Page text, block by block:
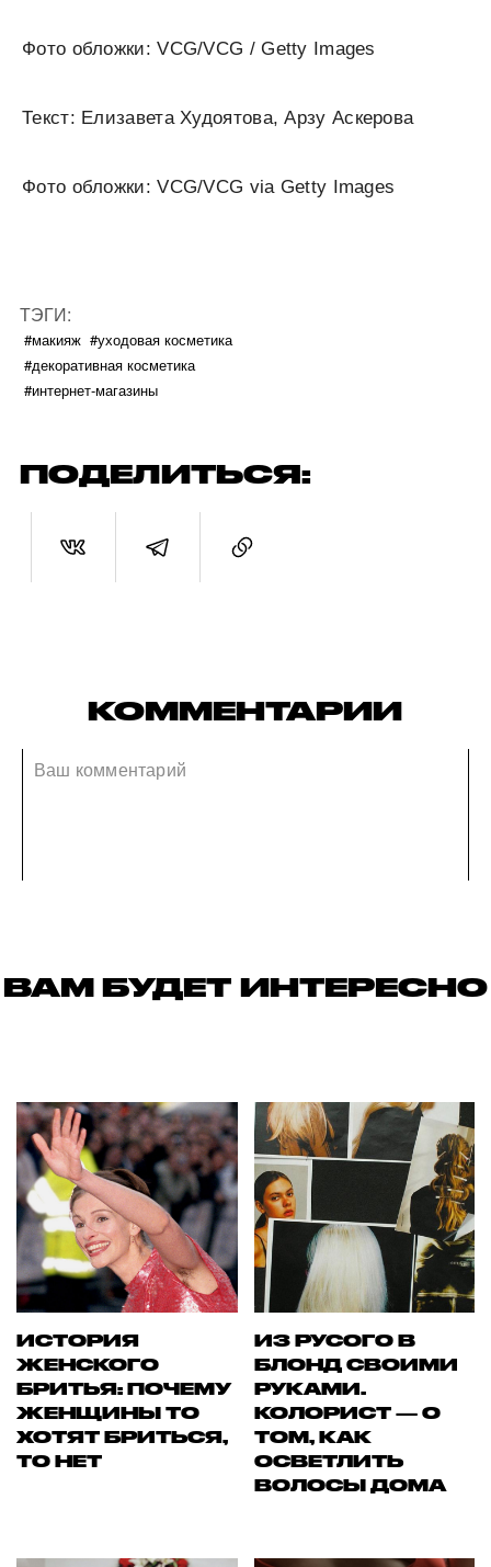
Фото обложки: VCG/VCG / Getty Images
Текст: Елизавета Худоятова, Арзу Аскерова
Фото обложки: VCG/VCG via Getty Images
ТЭГИ:
#макияж #уходовая косметика
#декоративная косметика
#интернет-магазины
ПОДЕЛИТЬСЯ:
КОММЕНТАРИИ
ВАМ БУДЕТ ИНТЕРЕСНО
ИСТОРИЯ
ЖЕНСКОГО
БРИТЬЯ: ПОЧЕМУ
ЖЕНЩИНЫ ТО
ХОТЯТ БРИТЬСЯ,
ТО НЕТ
ИЗ РУСОГО В
БЛОНД СВОИМИ
РУКАМИ.
КОЛОРИСТ — О
ТОМ, КАК
ОСВЕТЛИТЬ
ВОЛОСЫ ДОМА